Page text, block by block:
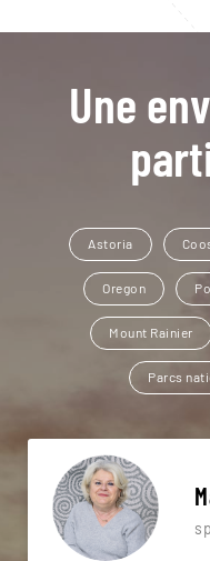
Une
Astoria
Oregon
Mount Rainier
Parcs